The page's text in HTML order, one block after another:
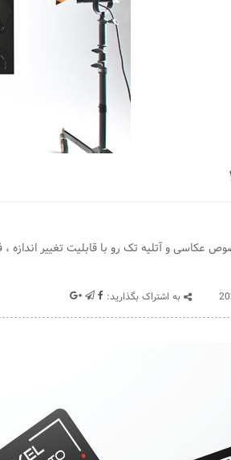
به اشتراک بگذارید: